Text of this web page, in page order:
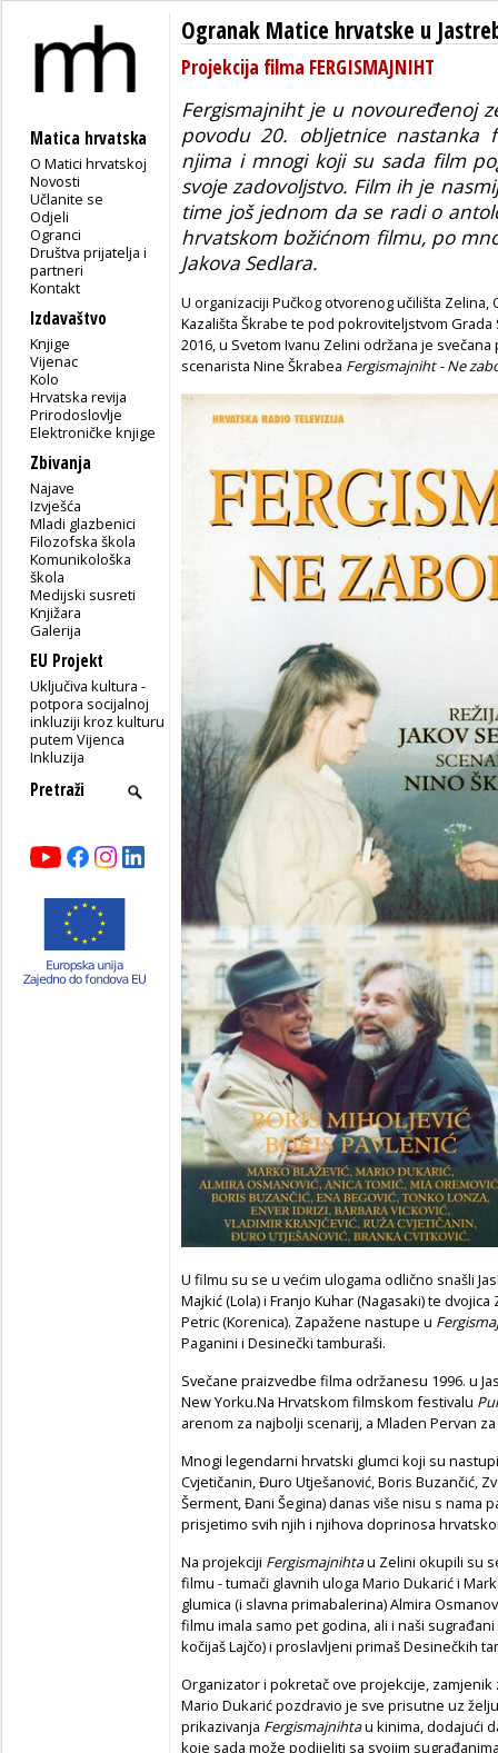
Matica hrvatska
O Matici hrvatskoj
Novosti
Učlanite se
Odjeli
Ogranci
Društva prijatelja i
partneri
Kontakt
Izdavaštvo
Knjige
Vijenac
Kolo
Hrvatska revija
Prirodoslovlje
Elektroničke knjige
Zbivanja
Najave
Izvješća
Mladi glazbenici
Filozofska škola
Komunikološka
škola
Medijski susreti
Knjižara
Galerija
EU Projekt
Uključiva kultura -
potpora socijalnoj
inkluziji kroz kulturu
putem Vijenca
Inkluzija
Ogranak Matice hrvatske u
Projekcija filma FERGISMAJNIHT
Fergismajnihtje u novouređenoj
povodu 20. obljetnice nastanka
njima i mnogi koji su sada film
svoje zadovoljstvo. Film ih je
time još jednom da se radi o
hrvatskom božićnom filmu, po
Jakova Sedlara.
U organizaciji Pučkog otvorenog učilišta
Kazališta Škrabe te pod pokroviteljstvom
2016, u Svetom Ivanu Zelini održana je
scenarista Nine Škrabea Fergismajniht - Ne
U filmu su se u većim ulogama odlično snašli
Majkić (Lola) i Franjo Kuhar (Nagasaki) te
Petric (Korenica). Zapažene nastupe u
Paganini i Desinečki tamburaši.
Svečane praizvedbe filma održanesu 1996. u
New Yorku.Na Hrvatskom filmskom festivalu
arenom za najbolji scenarij, a Mladen Pervan
​Mnogi legendarni hrvatski glumci koji su
Cvjetičanin, Đuro Utješanović, Boris Buzančić,
Šerment, Đani Šegina) danas više nisu s nama
prisjetimo svih njih i njihova doprinosa
Na ​​p​rojekciji ​ Fergismajnihtau Zelini okupili su
filmu - tumači glavnih uloga Mario Dukarić i
glumica (i slavna primabalerina) Almira
filmu imala samo pet godina, ali i naši
kočijaš Lajčo) i proslavljeni primaš Desinečkih
Organizator i pokretač ove projekcije,
Mario Dukarić pozdravio je sve prisutne uz
prikazivanja Fergismajnihtau kinima, dodajući
koje sada može podijeliti sa svojim